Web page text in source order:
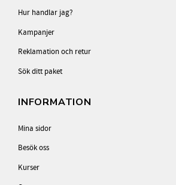
Hur handlar jag?
Kampanjer
Reklamation och retur
Sök ditt paket
INFORMATION
Mina sidor
Besök oss
Kurser